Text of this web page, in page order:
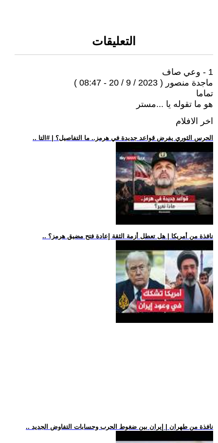
التعليقات
1 - وعي صاف
ماجدة منصور ( 2023 / 9 / 20 - 08:47 )
تماما
هو ما تقوله يا ...مستر
اخر الافلام
.. الحرس الثوري يفرض قواعد جديدة في هرمز.. ما التفاصيل؟ | #التا
.. نافذة من أمريكا | هل تعطل أزمة الثقة إعادة فتح مضيق هرمز؟
.. نافذة من طهران | إيران بين ضغوط الحرب وحسابات التفاوض الجديد